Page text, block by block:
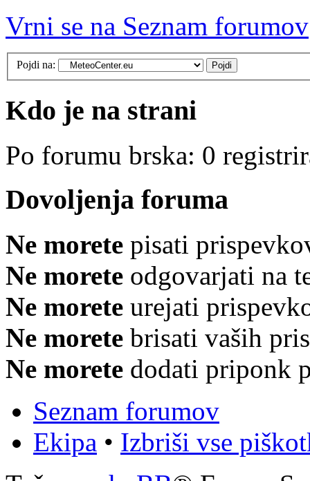
Vrni se na Seznam forumov
Pojdi na:
Kdo je na strani
Po forumu brska: 0
Dovoljenja foruma
Ne morete pisati
Ne morete odgovarjati na
Ne morete urejati
Ne morete brisati vaših
Ne morete dodati priponk
Seznam forumov
Ekipa • Izbriši vse